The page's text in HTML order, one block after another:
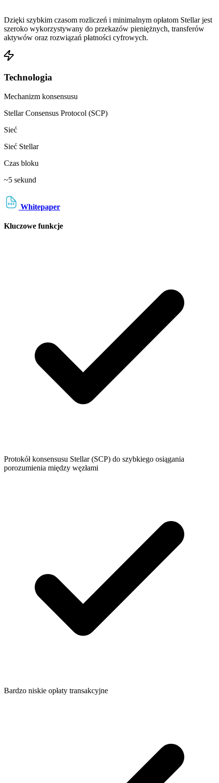
Dzięki szybkim czasom rozliczeń i minimalnym opłatom Stellar jest
szeroko wykorzystywany do przekazów pieniężnych, transferów
aktywów oraz rozwiązań płatności cyfrowych.
Technologia
Mechanizm konsensusu
Stellar Consensus Protocol (SCP)
Sieć
Sieć Stellar
Czas bloku
~5 sekund
Whitepaper
Kluczowe funkcje
Protokół konsensusu Stellar (SCP) do szybkiego osiągania
porozumienia między węzłami
Bardzo niskie opłaty transakcyjne